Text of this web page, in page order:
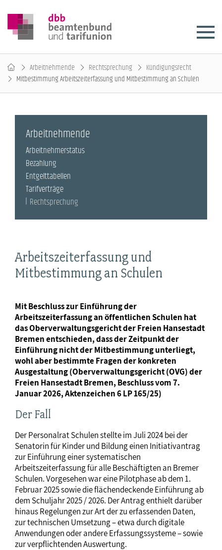
Arbeitnehmende Rechtsprechung
Kündigungsrecht
Mitbestimmung Arbeitszeiterfassung und Mitbestimmung an Schulen
Arbeitszeiterfassung und
Mitbestimmung an Schulen
Mit Beschluss zur Einführung der
Arbeitszeiterfassung an öffentlichen Schulen hat
das Oberverwaltungsgericht der Freien Hansestadt
Bremen entschieden, dass der Zeitpunkt der
Einführung nicht der Mitbestimmung unterliegt,
wohl aber bestimmte Fragen der konkreten
Ausgestaltung (Oberverwaltungsgericht (OVG) der
Freien Hansestadt Bremen, Beschluss vom 7.
Januar 2026, Aktenzeichen 6 LP 165/25)
Der Fall
Der Personalrat Schulen stellte im Juli 2024 bei der
Senatorin für Kinder und Bildung einen Initiativantrag
zur Einführung einer systematischen
Arbeitszeiterfassung für alle Beschäftigten an Bremer
Schulen. Vorgesehen war eine Pilotphase ab dem 1.
Februar 2025 sowie die flächendeckende Einführung ab
dem Schuljahr 2025 / 2026. Der Antrag enthielt darüber
hinaus Regelungen zur Art der zu erfassenden Daten,
zur technischen Umsetzung – etwa durch digitale
Anwendungen oder andere Erfassungssysteme – sowie
zur verpflichtenden Auswertung.
Arbeitnehmende
Arbeitnehmerstatus
Bezahlung
Entgelttabellen
Tarifverträge
Rechtsprechung